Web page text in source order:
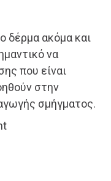
δέρμα ακόμα και
να
που είναι
στην
σμήγματος.